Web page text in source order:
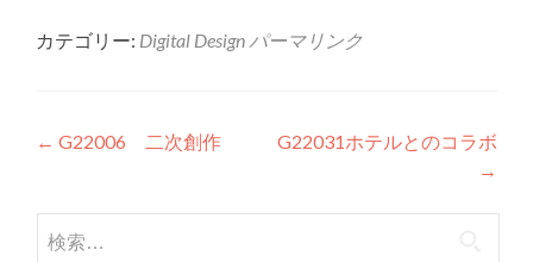
カテゴリー: Digital Design パーマリンク
投稿ナビゲーション
← G22006 二次創作
G22031ホテルとのコラボ
→
検索: